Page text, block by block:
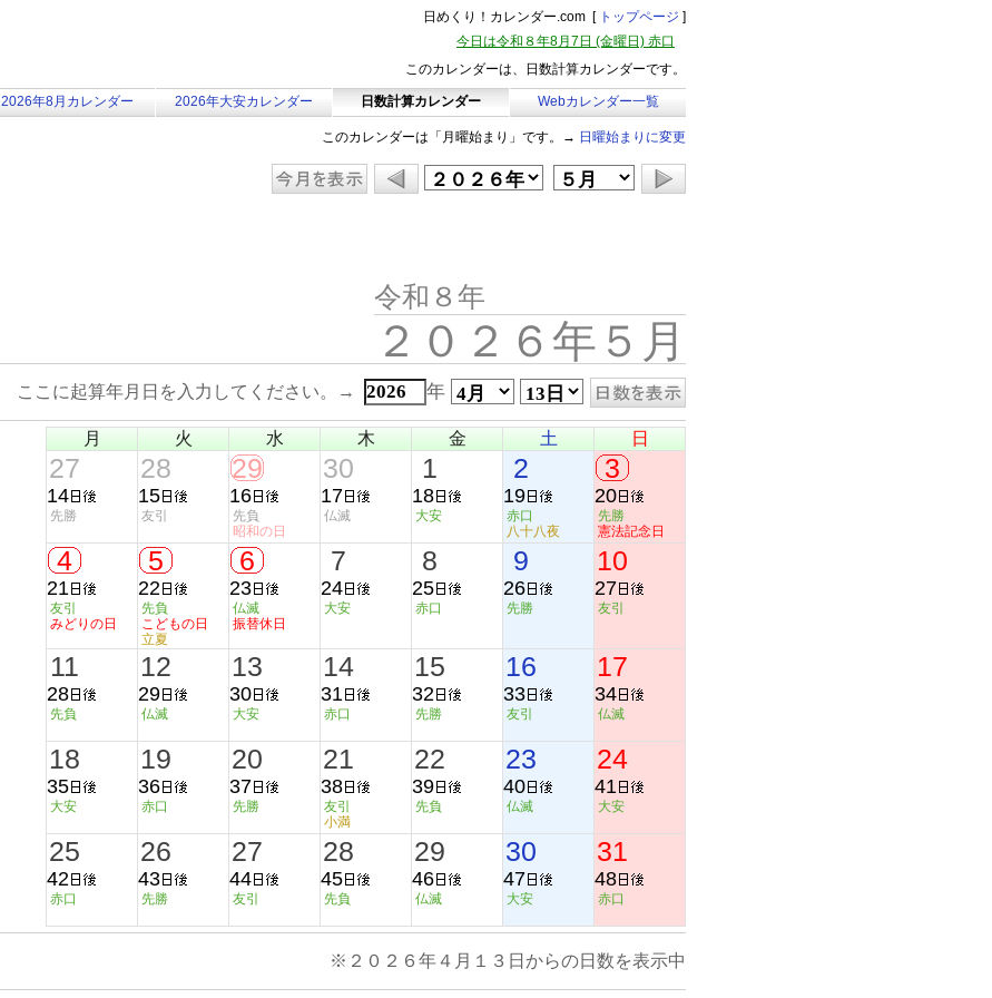
日めくり！カレンダー.com [ トップページ ]
今日は令和８年8月7日 (金曜日) 赤口
このカレンダーは、日数計算カレンダーです。
2026年8月カレンダー 2026年大安カレンダー 日数計算カレンダー Webカレンダー一覧
このカレンダーは「月曜始まり」です。→ 日曜始まりに変更
令和８年
２０２６年５月
ここに起算年月日を入力してください。→ 年
月 火 水 木 金 土 日
27
14
先勝
28
15
友引
29
16
先負
昭和の日
30
17
仏滅
1
18
大安
2
19
赤口
八十八夜
3
20
先勝
憲法記念日
4
21
友引
みどりの日
5
22
先負
こどもの日
立夏
6
23
仏滅
振替休日
7
24
大安
8
25
赤口
9
26
先勝
10
27
友引
11
28
先負
12
29
仏滅
13
30
大安
14
31
赤口
15
32
先勝
16
33
友引
17
34
仏滅
18
35
大安
19
36
赤口
20
37
先勝
21
38
友引
小満
22
39
先負
23
40
仏滅
24
41
大安
25
42
赤口
26
43
先勝
27
44
友引
28
45
先負
29
46
仏滅
30
47
大安
31
48
赤口
※２０２６年４月１３日からの日数を表示中